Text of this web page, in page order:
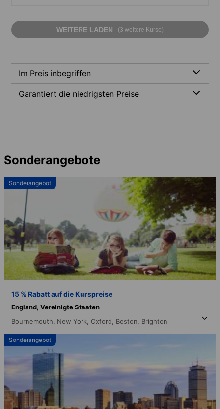
WEITERE LADEN (3 weitere Kurse)
Im Preis inbegriffen
Garantiert die niedrigsten Preise
Sonderangebote
Sonderangebot
15 % Rabatt auf die Kurspreise
England, Vereinigte Staaten
Bournemouth, New York, Oxford, Boston, Brighton
Sonderangebot